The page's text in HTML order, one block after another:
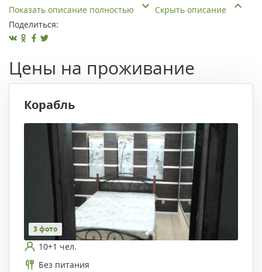
Показать описание полностью
Скрыть описание
Поделиться:
Цены на проживание
Корабль
3 фото
10+1 чел.
Без питания